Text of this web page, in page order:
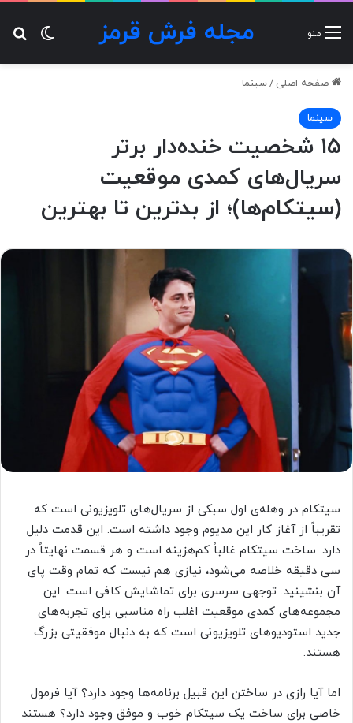
مجله فرش قرمز منو
صفحه اصلی /سینما
سینما
۱۵ شخصیت خنده‌دار برتر
سریال‌های کمدی‌ موقعیت
(سیتکام‌ها)؛ از بدترین تا بهترین
سیتکام‌ در وهله‌ی اول سبکی از سریال‌های تلویزیونی است که
تقریباً از آغاز کار این مدیوم وجود داشته است. این قدمت دلیل
دارد. ساخت سیتکام غالباً کم‌هزینه است و هر قسمت نهایتاً در
سی دقیقه خلاصه می‌شود، نیازی هم نیست که تمام وقت پای
آن بنشینید. توجهی سرسری برای تماشایش کافی است. این
مجموعه‌های کمدی موقعیت اغلب راه مناسبی برای تجربه‌های
جدید استودیوهای تلویزیونی است که به دنبال موفقیتی بزرگ
هستند.
اما آیا رازی در ساختن این قبیل برنامه‌ها وجود دارد؟ آیا فرمول
خاصی برای ساخت یک سیتکام خوب و موفق وجود دارد؟ هستند